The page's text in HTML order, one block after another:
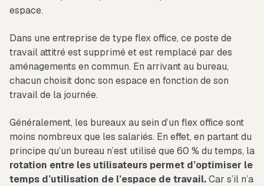
espace.
Dans une entreprise de type flex office, ce poste de
travail attitré est supprimé et est remplacé par des
aménagements en commun. En arrivant au bureau,
chacun choisit donc son espace en fonction de son
travail de la journée.
Généralement, les bureaux au sein d’un flex office sont
moins nombreux que les salariés. En effet, en partant du
principe qu’un bureau n’est utilisé que 60 % du temps, la
rotation entre les utilisateurs permet d’optimiser le
temps d’utilisation de l’espace de travail.Car s’il n’a